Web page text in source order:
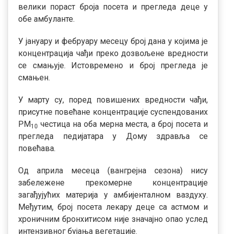
велики пораст броја посета и прегледа деце у
обе амбуланте.
У јануару и фебруару месецу број дана у којима је
концентрација чађи преко дозвољене вредности
се смањује. Истовремено и број прегледа је
смањен.
У марту су, поред повишених вредности чађи,
присутне повећане концентрације суспендованих
РМ10 честица на оба мерна места, а број посета и
прегледа педијатара у Дому здравља се
повећава.
Од априла месеца (вангрејна сезона) нису
забележене прекомерне концентрације
загађујућих материја у амбијенталном ваздуху.
Међутим, број посета лекару деце са астмом и
хроничним бронхитисом није значајно опао услед
интензивног бујања вегетације.